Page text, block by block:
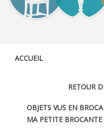
ACCUEIL
RETOUR
OBJETS VUS EN
MA PETITE BROCANTE